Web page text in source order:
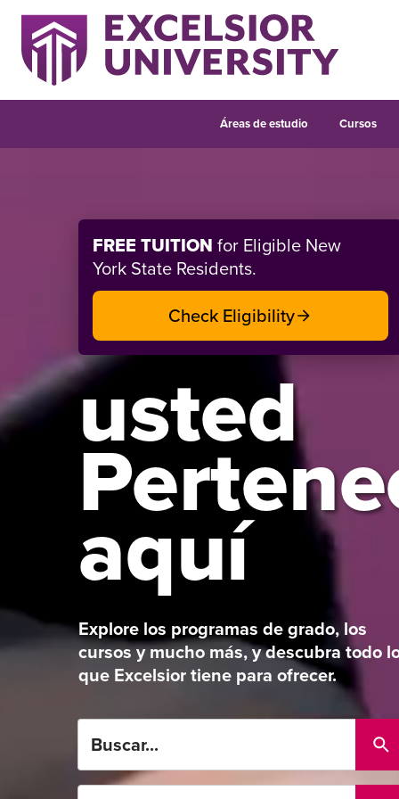
Áreas de estudio Cursos
FREE TUITION for Eligible New
York State Residents.
Check Eligibility
usted
aquí
Explore los programas de grado, los
cursos y mucho más, y descubra todo
que Excelsior tiene para ofrecer.
Buscar...
Elija